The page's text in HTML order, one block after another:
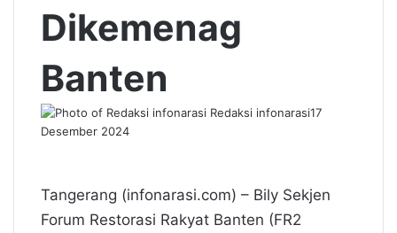
Dikemenag
Banten
Redaksi infonarasi17
Desember 2024
Tangerang (infonarasi.com) – Bily Sekjen
Forum Restorasi Rakyat Banten (FR2